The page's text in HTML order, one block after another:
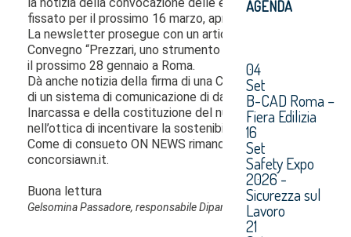
AGENDA
04
Set
B-CAD Roma –
Fiera Edilizia
16
Set
Safety Expo
2026 -
Sicurezza sul
Lavoro
21